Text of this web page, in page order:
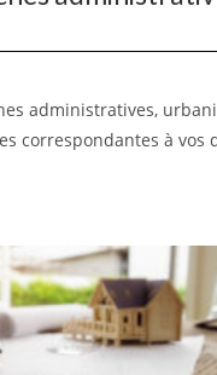
administratives,
correspondantes à vos